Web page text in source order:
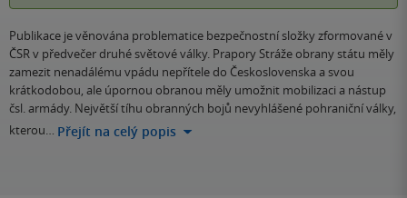
Publikace je věnována problematice bezpečnostní složky zformované v
ČSR v předvečer druhé světové války. Prapory Stráže obrany státu měly
zamezit nenadálému vpádu nepřítele do Československa a svou
krátkodobou, ale úpornou obranou měly umožnit mobilizaci a nástup
čsl. armády. Největší tíhu obranných bojů nevyhlášené pohraniční války,
kterou… Přejít na celý popis